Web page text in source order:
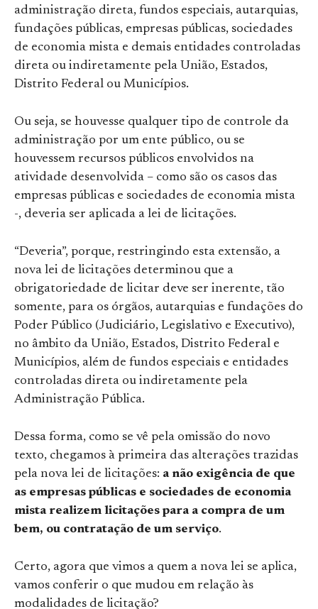
administração direta, fundos especiais, autarquias,
fundações públicas, empresas públicas, sociedades
de economia mista e demais entidades controladas
direta ou indiretamente pela União, Estados,
Distrito Federal ou Municípios.
Ou seja, se houvesse qualquer tipo de controle da
administração por um ente público, ou se
houvessem recursos públicos envolvidos na
atividade desenvolvida – como são os casos das
empresas públicas e sociedades de economia mista
-, deveria ser aplicada a lei de licitações.
“Deveria”, porque, restringindo esta extensão, a
nova lei de licitações determinou que a
obrigatoriedade de licitar deve ser inerente, tão
somente, para os órgãos, autarquias e fundações do
Poder Público (Judiciário, Legislativo e Executivo),
no âmbito da União, Estados, Distrito Federal e
Municípios, além de fundos especiais e entidades
controladas direta ou indiretamente pela
Administração Pública.
Dessa forma, como se vê pela omissão do novo
texto, chegamos à primeira das alterações trazidas
pela nova lei de licitações: a não exigência de que
as empresas públicas e sociedades de economia
mista realizem licitações para a compra de um
bem, ou contratação de um serviço.
Certo, agora que vimos a quem a nova lei se aplica,
vamos conferir o que mudou em relação às
modalidades de licitação?